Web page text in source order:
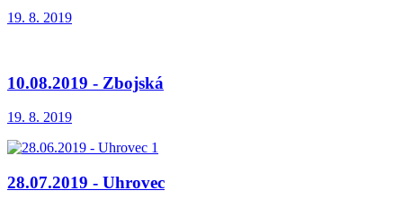
19. 8. 2019
10.08.2019 - Zbojská
19. 8. 2019
28.07.2019 - Uhrovec